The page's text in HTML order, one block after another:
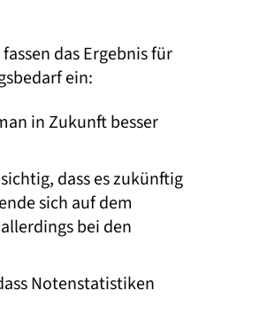
das Ergebnis für
ein:
in Zukunft besser
dass es zukünftig
sich auf dem
bei den
Notenstatistiken